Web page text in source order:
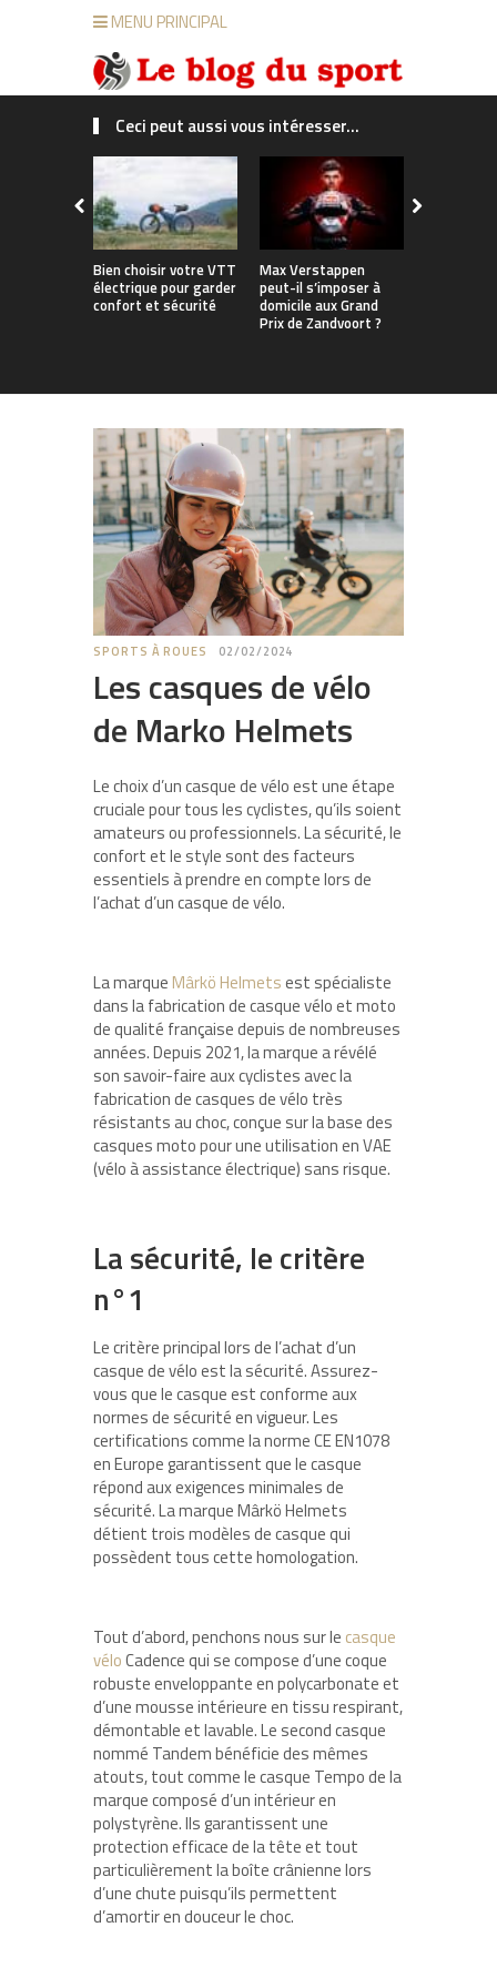
MENU PRINCIPAL
Ceci peut aussi vous intéresser...
Bien choisir votre VTT
électrique pour garder
confort et sécurité
Max Verstappen
peut-il s’imposer à
domicile aux Grand
Prix de Zandvoort ?
SPORTS À ROUES 02/02/2024
Les casques de vélo
de Marko Helmets
Le choix d’un casque de vélo est une étape
cruciale pour tous les cyclistes, qu’ils soient
amateurs ou professionnels. La sécurité, le
confort et le style sont des facteurs
essentiels à prendre en compte lors de
l’achat d’un casque de vélo.
La marque Mârkö Helmetsest spécialiste
dans la fabrication de casque vélo et moto
de qualité française depuis de nombreuses
années. Depuis 2021, la marque a révélé
son savoir-faire aux cyclistes avec la
fabrication de casques de vélo très
résistants au choc, conçue sur la base des
casques moto pour une utilisation en VAE
(vélo à assistance électrique) sans risque.
La sécurité, le critère
n°1
Le critère principal lors de l’achat d’un
casque de vélo est la sécurité. Assurez-
vous que le casque est conforme aux
normes de sécurité en vigueur. Les
certifications comme la norme CE EN1078
en Europe garantissent que le casque
répond aux exigences minimales de
sécurité. La marque Mârkö Helmets
détient trois modèles de casque qui
possèdent tous cette homologation.
Tout d’abord, penchons nous sur le casque
véloCadence qui se compose d’une coque
robuste enveloppante en polycarbonate et
d’une mousse intérieure en tissu respirant,
démontable et lavable. Le second casque
nommé Tandem bénéficie des mêmes
atouts, tout comme le casque Tempo de la
marque composé d’un intérieur en
polystyrène. Ils garantissent une
protection efficace de la tête et tout
particulièrement la boîte crânienne lors
d’une chute puisqu’ils permettent
d’amortir en douceur le choc.